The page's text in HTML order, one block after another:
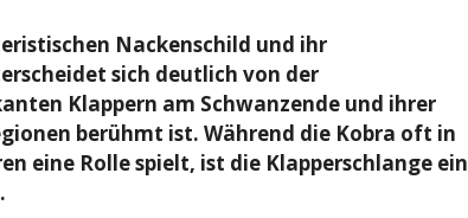
Nackenschild und ihr
sich deutlich von der
Klappern am Schwanzende und ihrer
berühmt ist. Während die Kobra oft in
eine Rolle spielt, ist die Klapperschlange ein